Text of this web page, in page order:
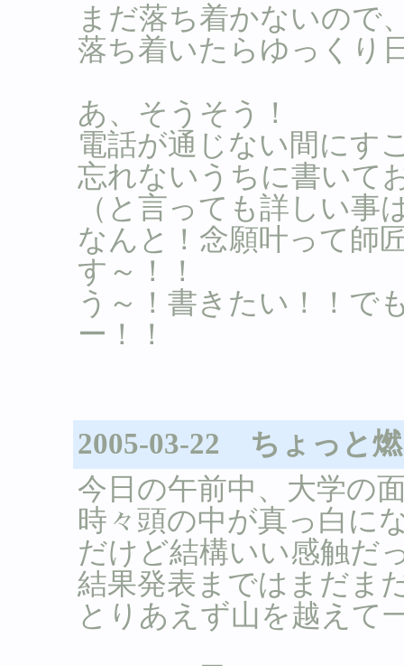
まだ落ち着かないので
落ち着いたらゆっくり
あ、そうそう！
電話が通じない間にす
忘れないうちに書いて
（と言っても詳しい事
なんと！念願叶って師
す～！！
う～！書きたい！！で
ー！！
2005-03-22 ちょっと
今日の午前中、大学の
時々頭の中が真っ白に
だけど結構いい感触だ
結果発表まではまだま
とりあえず山を越えて